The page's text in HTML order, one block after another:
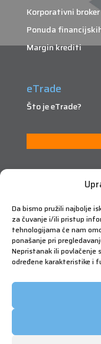
Da bismo pružili najbolje
za čuvanje i/ili pristup
tehnologijama će nam
ponašanje pri
Nepristanak ili
određene karakteristike i
Korporativni broker
Ponuda
Margin krediti
eTrade
Što je eTrade?